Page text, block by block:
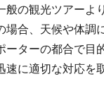
般の観光ツアー
合、天候や体調
ターの都合で目
速に適切な対応